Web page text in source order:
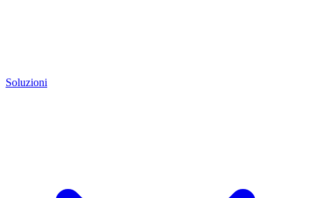
Soluzioni